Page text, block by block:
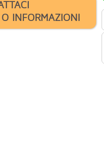
O INFORMAZIONI